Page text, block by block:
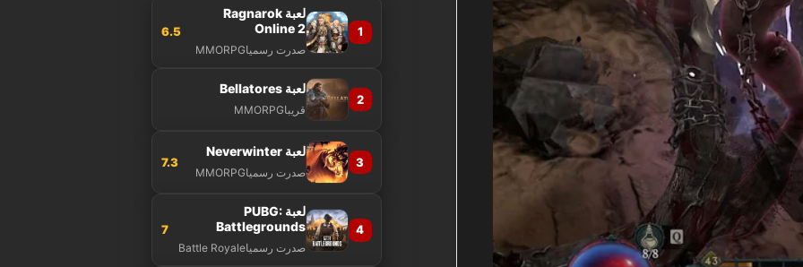
1
لعبة Ragnarok
Online 2
صدرت رسمياMMORPG
6.5
2
لعبة Bellatores
قريباMMORPG
3
لعبة Neverwinter
صدرت رسمياMMORPG
7.3
4
لعبة PUBG:
Battlegrounds
صدرت رسمياBattle Royale
7